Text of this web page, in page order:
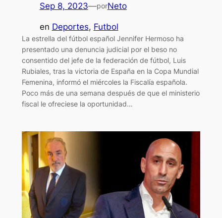
Sep 8, 2023—porNeto
en Deportes, Futbol
La estrella del fútbol español Jennifer Hermoso ha
presentado una denuncia judicial por el beso no
consentido del jefe de la federación de fútbol, Luis
Rubiales, tras la victoria de España en la Copa Mundial
Femenina, informó el miércoles la Fiscalía española.
Poco más de una semana después de que el ministerio
fiscal le ofreciese la oportunidad…